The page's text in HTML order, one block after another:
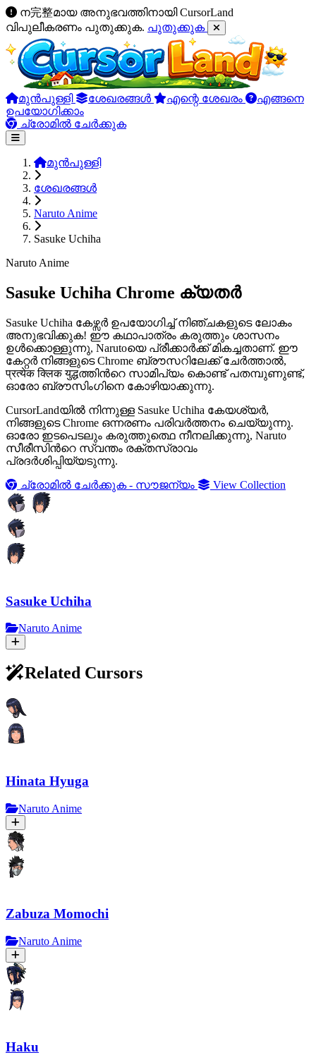
ന完整മായ അനുഭവത്തിനായി CursorLand
വിപുലീകരണം പുതുക്കുക. പുതുക്കുക
മുൻപുള്ളി ശേഖരങ്ങൾ എന്റെ ശേഖരം
എങ്ങനെ
ഉപയോഗിക്കാം
ച്രോമിൽ ചേർക്കുക
മുൻപുള്ളി
ശേഖരങ്ങൾ
Naruto Anime
Sasuke Uchiha
Naruto Anime
Sasuke Uchiha Chrome ക്യതർ
Sasuke Uchiha കേഴ്സർ ഉപയോഗിച്ച് നിഞ്ചകളുടെ ലോകം
അനുഭവിക്കുക! ഈ കഥാപാത്രം കരുത്തും ശാസനം
ഉൾക്കൊള്ളുന്നു, Narutoയെ പ്രീക്കാർക്ക് മികച്ചതാണ്. ഈ
കേറ്റർ നിങ്ങളുടെ Chrome ബ്രൗസറിലേക്ക് ചേർത്താൽ,
प्रत्येक क्लिक युद्धത്തിൻറെ സാമിപ്യം കൊണ്ട് പതമ്പുണുണ്ട്,
ഓരോ ബ്രൗസിംഗിനെ കോഴിയാക്കുന്നു.
CursorLandയിൽ നിന്നുള്ള Sasuke Uchiha കേയശ്യർ,
നിങ്ങളുടെ Chrome ഒന്നരണം പരിവർത്തനം ചെയ്യുന്നു.
ഓരോ ഇടപെടലും കരുത്തുത്ഥെ നീനലിക്കുന്നു, Naruto
സീരീസിന്‍റെ സ്വന്തം രക്തസ്രാവം
പ്രദർശിപ്പിയ്യടുന്നു.
ച്രോമിൽ ചേർക്കുക - സൗജന്യം
View Collection
Sasuke Uchiha
Naruto Anime
Related Cursors
Hinata Hyuga
Naruto Anime
Zabuza Momochi
Naruto Anime
Haku